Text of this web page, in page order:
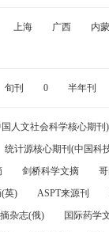
上海 广西 内
旬刊 0 半年刊
人文社会科学核心期刊)
统计源核心期刊(中国科
剑桥科学文摘
英) ASPT来源刊
杂志(俄) 国际药学